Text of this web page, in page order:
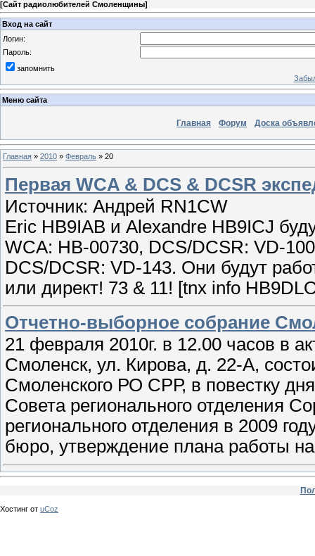
[Сайт радиолюбителей Смоленщины]
Вход на сайт
Логин:
Пароль:
запомнить
Меню сайта
Главная Форум Доска
Главная » 2010 » Февраль » 20
Первая WCA & DCS & DCSR
Источник: Андрей RN1CW
Eric HB9IAB и Alexandre HB9ICJ
WCA: HB-00730, DCS/DCSR: VD-
DCS/DCSR: VD-143. Они будут
или директ! 73 & 11! [tnx info
Отчетно-выборное собрание
21 февраля 2010г. в 12.00 часов в
Смоленск, ул. Кирова, д. 22-А,
Смоленского РО СРР, в повестку
Совета регионального отделения
регионального отделения в 2009
бюро, утверждение плана работы
Хостинг от uCoz